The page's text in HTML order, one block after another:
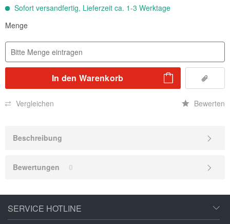
Sofort versandfertig, Lieferzeit ca. 1-3 Werktage
Menge
In den Warenkorb
Vergleichen Bewerten
Beschreibung
Bewertungen 0
SERVICE HOTLINE